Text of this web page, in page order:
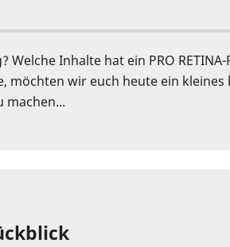
Inhalte hat ein PRO
möchten wir euch heute ein kleines
machen...